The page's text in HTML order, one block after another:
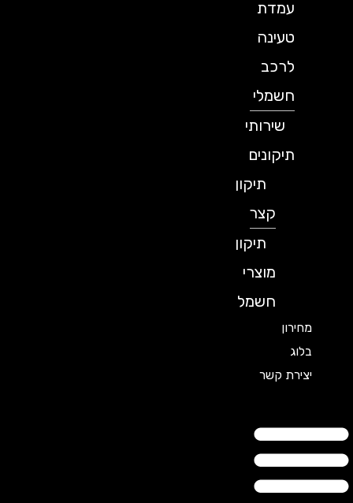
עמדת
טעינה
לרכב
חשמלי
שירותי
תיקונים
תיקון
תיקון
מוצרי
חשמל
מחירון
יצירת קשר